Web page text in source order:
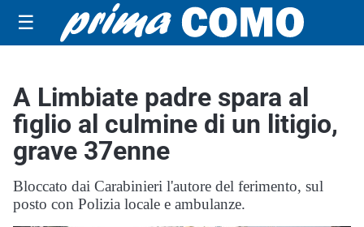
☰
A Limbiate padre spara al
figlio al culmine di un litigio,
grave 37enne
Bloccato dai Carabinieri l'autore del ferimento, sul
posto con Polizia locale e ambulanze.